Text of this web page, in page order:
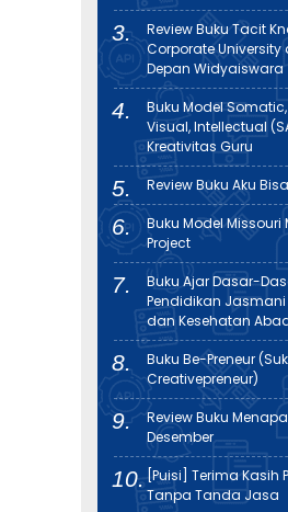
Review Buku Tacit
Corporate University
Depan Widyaiswara
Buku Model
Visual, Intellectual
Kreativitas Guru
Review Buku Aku
Buku Model
Project
Buku Ajar Dasar-
Pendidikan
dan Kesehatan
Buku Be-Preneur
Creativepreneur)
Review Buku
Desember
[Puisi] Terima Kasih
Tanpa Tanda Jasa